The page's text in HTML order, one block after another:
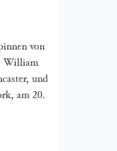
von
William
und
am 20.